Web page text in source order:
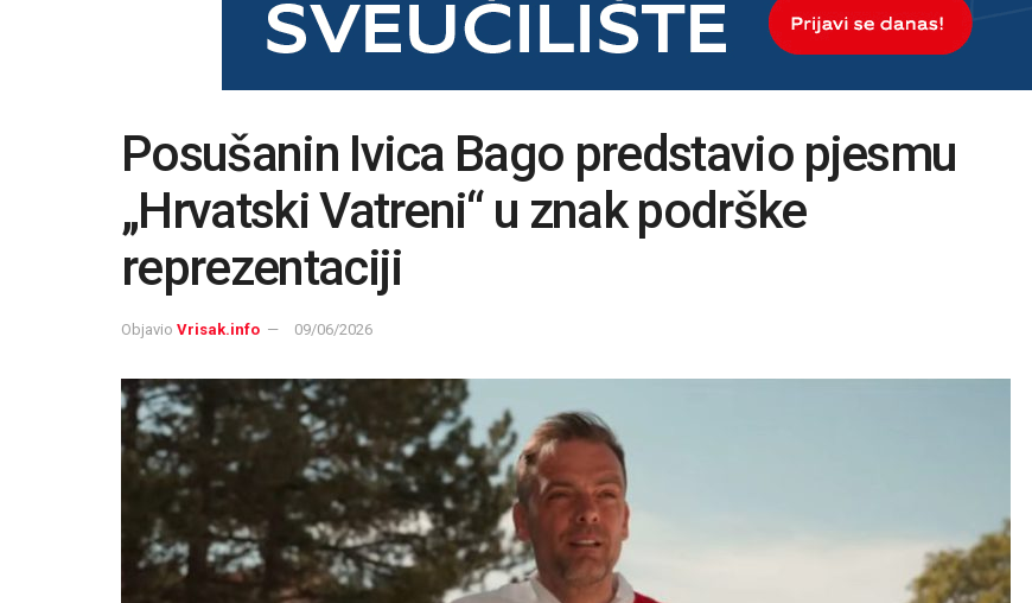
Posušanin Ivica Bago predstavio pjesmu
„Hrvatski Vatreni“ u znak podrške
reprezentaciji
Objavio Vrisak.info 09/06/2026